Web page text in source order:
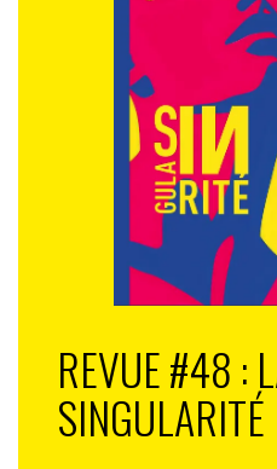
REVUE #48 :
SINGULARITÉ